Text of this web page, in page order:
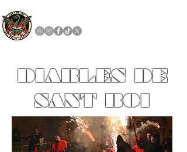
DIABLES DE
SANT BOI